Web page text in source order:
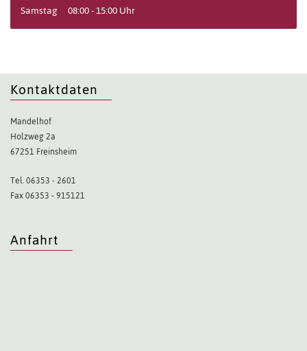
Samstag 08:00 - 15:00 Uhr
Kontaktdaten
Mandelhof
Holzweg 2a
67251 Freinsheim
Tel. 06353 - 2601
Fax 06353 - 915121
Anfahrt